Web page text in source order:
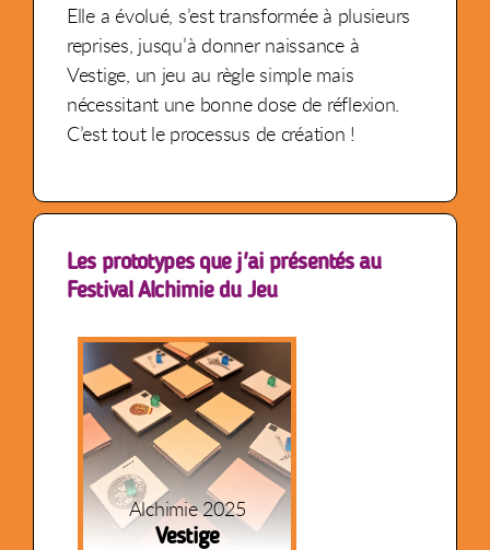
Elle a évolué, s’est transformée à plusieurs
reprises, jusqu’à donner naissance à
Vestige, un jeu au règle simple mais
nécessitant une bonne dose de réflexion.
C’est tout le processus de création !
Les prototypes que j'ai présentés au
Festival Alchimie du Jeu
Alchimie 2025
Vestige